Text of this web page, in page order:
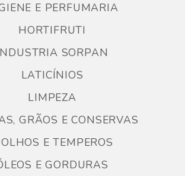
E PERFUMARIA
HORTIFRUTI
SORPAN
LATICÍNIOS
LIMPEZA
GRÃOS E CONSERVAS
E TEMPEROS
E GORDURAS